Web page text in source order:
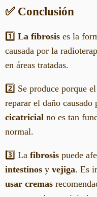
✅ Conclusión
1️⃣ La fibrosis es la
causada por la
en áreas tratadas.
2️⃣ Se produce porque
reparar el daño
cicatricial no es tan
normal.
3️⃣ La fibrosis puede
intestinos y vejiga. Es
usar cremas